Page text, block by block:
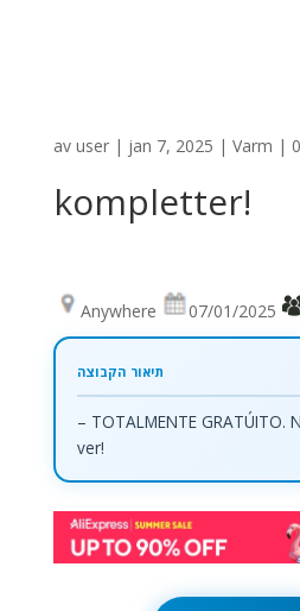
av user| jan 7, 2025 | Varm |
kompletter!
Anywhere 07/01/2025
– TOTALMENTE GRATÚITO.
ver!